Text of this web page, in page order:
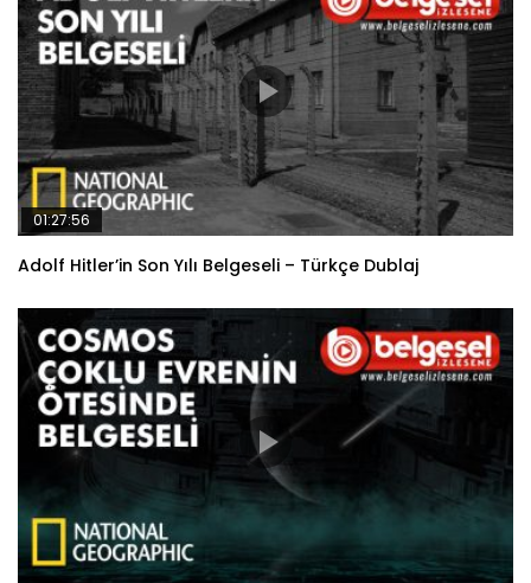
01:27:56
Adolf Hitler’in Son Yılı Belgeseli – Türkçe Dublaj